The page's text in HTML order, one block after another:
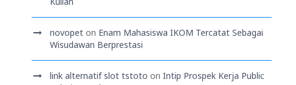
novopet on Enam Mahasiswa IKOM Tercatat Sebagai
Wisudawan Berprestasi
link alternatif slot tstoto onIntip Prospek Kerja Public